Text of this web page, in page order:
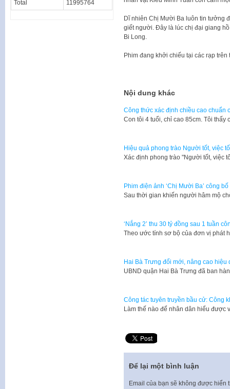
Dĩ nhiên Chị Mười Ba luôn tin tưởng
giết người. Đây là lúc chị đại giang
Bi Long.
Phim đang khởi chiếu tại các rạp trên
Nội dung khác
Công thức xác định chiều cao chuẩn
​Con tôi 4 tuổi, chỉ cao 85cm. Tôi
Hiệu quả phong trào Người tốt, việc
Xác định phong trào "Người tốt, việc
Phim điện ảnh ‘Chị Mười Ba’ công
Sau thời gian khiến người hâm mộ
‘Nắng 2’ thu 30 tỷ đồng sau 1 tuần
Theo ước tính sơ bộ của đơn vị phát
Hai Bà Trưng đổi mới, nâng cao
UBND quận Hai Bà Trưng đã ban
Công tác tuyên truyền bầu cử: Công
Làm thế nào để nhân dân hiểu
Để lại một bình luận
Email của bạn sẽ không được hiển
Total 11995764